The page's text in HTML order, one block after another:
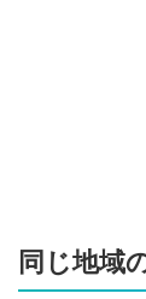
同じ地域